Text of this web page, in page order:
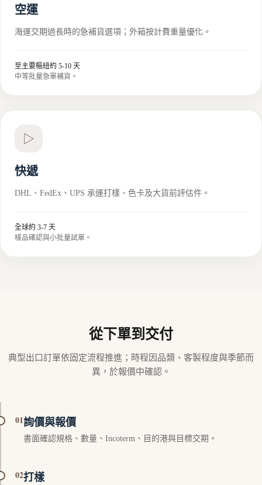
空運
海運交期過長時的急補貨選項；外箱按計費重量優化。
至主要樞紐約 5-10 天
中等批量急單補貨。
▷
快遞
DHL、FedEx、UPS 承運打樣、色卡及大貨前評估件。
全球約 3-7 天
樣品確認與小批量試單。
從下單到交付
典型出口訂單依固定流程推進；時程因品類、客製程度與季節而
異，於報價中確認。
01詢價與報價
書面確認規格、數量、Incoterm、目的港與目標交期。
02打樣